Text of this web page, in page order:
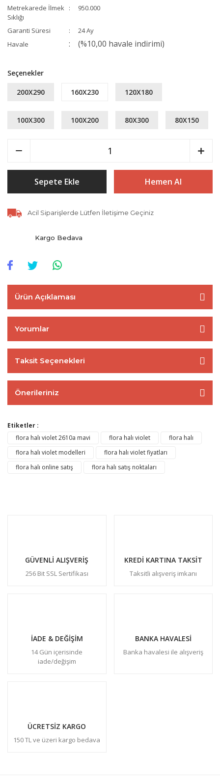
Metrekarede İlmek
Sıklığı
950.000
Garanti Süresi
24 Ay
Havale
(%10,00 havale indirimi)
Seçenekler
200X290 160X230 120X180
100X300 100X200 80X300 80X150
Sepete Ekle Hemen Al
Acil Siparişlerde Lütfen İletişime Geçiniz
Kargo Bedava
Ürün Açıklaması
Yorumlar
Taksit Seçenekleri
Önerileriniz
Etiketler :
flora halı violet 2610a mavi
flora halı violet
flora halı
flora halı violet modelleri
flora halı violet fiyatları
flora halı online satış
flora halı satış noktaları
GÜVENLİ ALIŞVERİŞ
256 Bit SSL Sertifikası
KREDİ KARTINA TAKSİT
Taksitli alışveriş imkanı
İADE & DEĞİŞİM
14 Gün içerisinde
iade/değişim
BANKA HAVALESİ
Banka havalesi ile alışveriş
ÜCRETSİZ KARGO
150 TL ve üzeri kargo bedava